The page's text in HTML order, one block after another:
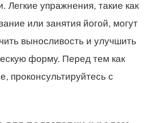
Легкие упражнения, такие как
или занятия йогой, могут
выносливость и улучшить
форму. Перед тем как
проконсультируйтесь с